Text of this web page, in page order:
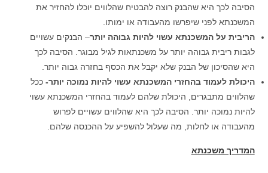
הסיבה לכך היא שהבנק רוצה להבטיח שהלווים יוכלו להחזיר את
המשכנתא לפני שיפרשו מהעבודה או ימותו.
הריבית על המשכנתא עשוי להיות גבוהה יותר– הבנקים עשויים
לגבות ריבית גבוהה יותר על משכנתאות לגיל מבוגר. הסיבה לכך
היא שהסיכון של הבנק שלא יקבל את הכסף בחזרה גבוה יותר.
היכולת לעמוד בהחזרי המשכנתא עשוי להיות נמוכה יותר- ככל
שהלווים מתבגרים, היכולת שלהם לעמוד בהחזרי המשכנתא עשוי
להיות נמוכה יותר. הסיבה לכך היא שהלווים עשויים לפרוש
מהעבודה או לחלות, מה שעלול להשפיע על ההכנסה שלהם.
המדריך משכנתא